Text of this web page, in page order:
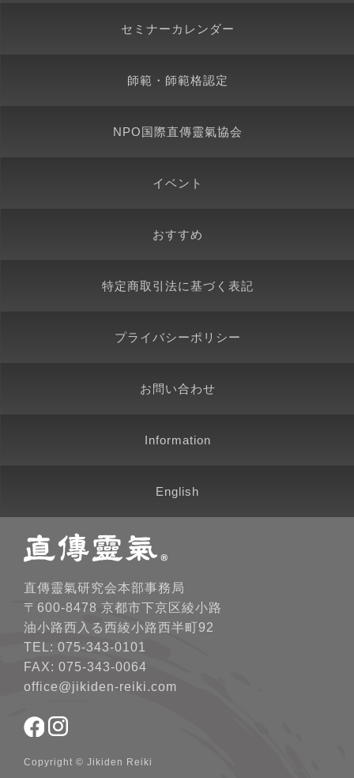
セミナーカレンダー
師範・師範格認定
NPO国際直傳靈氣協会
イベント
おすすめ
特定商取引法に基づく表記
プライバシーポリシー
お問い合わせ
Information
English
直傳靈氣研究会本部事務局
〒600-8478 京都市下京区綾小路
油小路西入る西綾小路西半町92
TEL: 075-343-0101
FAX: 075-343-0064
office@jikiden-reiki.com
Copyright © Jikiden Reiki